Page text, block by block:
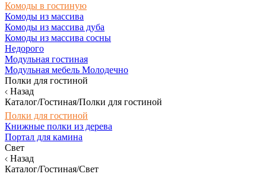
Комоды в гостиную
Комоды из массива
Комоды из массива дуба
Комоды из массива сосны
Недорого
Модульная гостиная
Модульная мебель Молодечно
Полки для гостиной
Назад
Каталог/Гостиная/Полки для гостиной
Полки для гостиной
Книжные полки из дерева
Портал для камина
Свет
Назад
Каталог/Гостиная/Свет